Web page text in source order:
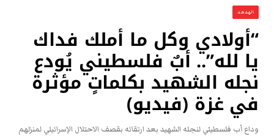
الهدهد
“أولادي وكل ما أملك فداك
يا لله”.. أبٌ فلسطيني يُودع
نجله الشهيد بكلماتٍ مؤثرة
في غزة (فيديو)
وداع أب فلسطيني لنجله الشهيد بعد ارتقائه بقصف الاحتلال الإسرائيلي لمنزلهم